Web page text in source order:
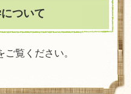
ついて
覧ください。